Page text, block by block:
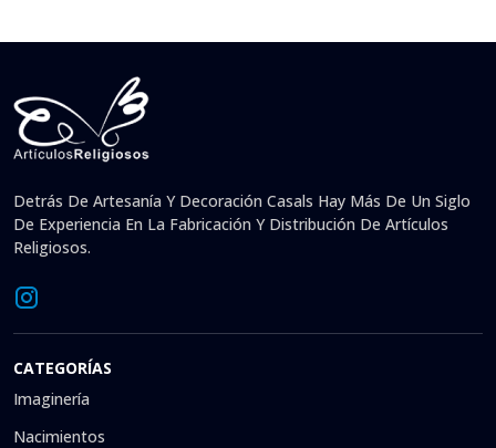
Detrás De Artesanía Y Decoración Casals Hay Más De Un Siglo
De Experiencia En La Fabricación Y Distribución De Artículos
Religiosos.
CATEGORÍAS
Imaginería
Nacimientos